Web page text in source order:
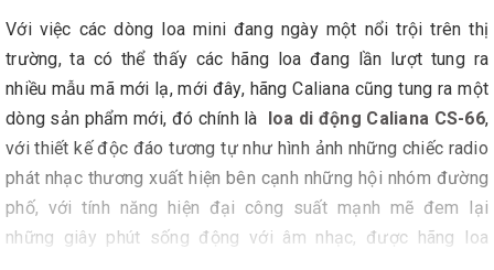
Với việc các dòng loa mini đang ngày một nổi trội trên thị
trường, ta có thể thấy các hãng loa đang lần lượt tung ra
nhiều mẫu mã mới lạ, mới đây, hãng Caliana cũng tung ra một
dòng sản phẩm mới, đó chính là loa di động Caliana CS-66,
với thiết kế độc đáo tương tự như hình ảnh những chiếc radio
phát nhạc thương xuất hiện bên cạnh những hội nhóm đường
phố, với tính năng hiện đại công suất mạnh mẽ đem lại
những giây phút sống động với âm nhạc, được hãng loa